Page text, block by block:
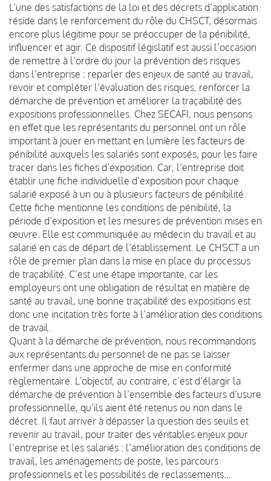
L’une des satisfactions de la loi et des décrets d’application
réside dans le renforcement du rôle du CHSCT, désormais
encore plus légitime pour se préoccuper de la pénibilité,
influencer et agir. Ce dispositif législatif est aussi l’occasion
de remettre à l’ordre du jour la prévention des risques
dans l’entreprise : reparler des enjeux de santé au travail,
revoir et compléter l’évaluation des risques, renforcer la
démarche de prévention et améliorer la traçabilité des
expositions professionnelles. Chez SECAFI, nous pensons
en effet que les représentants du personnel ont un rôle
important à jouer en mettant en lumière les facteurs de
pénibilité auxquels les salariés sont exposés, pour les faire
tracer dans les fiches d’exposition. Car, l’entreprise doit
établir une fiche individuelle d’exposition pour chaque
salarié exposé à un ou à plusieurs facteurs de pénibilité.
Cette fiche mentionne les conditions de pénibilité, la
période d’exposition et les mesures de prévention mises en
œuvre. Elle est communiquée au médecin du travail et au
salarié en cas de départ de l’établissement. Le CHSCT a un
rôle de premier plan dans la mise en place du processus
de traçabilité. C’est une étape importante, car les
employeurs ont une obligation de résultat en matière de
santé au travail, une bonne traçabilité des expositions est
donc une incitation très forte à l’amélioration des conditions
de travail.
Quant à la démarche de prévention, nous recommandons
aux représentants du personnel de ne pas se laisser
enfermer dans une approche de mise en conformité
règlementaire. L’objectif, au contraire, c’est d’élargir la
démarche de prévention à l’ensemble des facteurs d’usure
professionnelle, qu’ils aient été retenus ou non dans le
décret. Il faut arriver à dépasser la question des seuils et
revenir au travail, pour traiter des véritables enjeux pour
l’entreprise et les salariés : l’amélioration des conditions de
travail, les aménagements de poste, les parcours
professionnels et les possibilités de reclassements…